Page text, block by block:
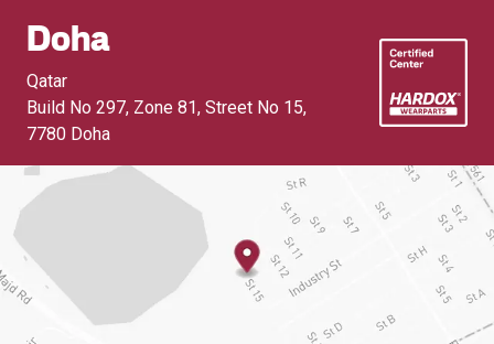
Doha
Qatar
Build No 297, Zone 81, Street No 15,
7780 Doha